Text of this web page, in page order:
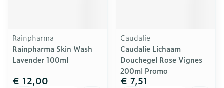
Rainpharma
Rainpharma Skin Wash
Lavender 100ml
€ 12,00
Caudalie
Caudalie Lichaam
Douchegel Rose Vignes
200ml Promo
€ 7,51